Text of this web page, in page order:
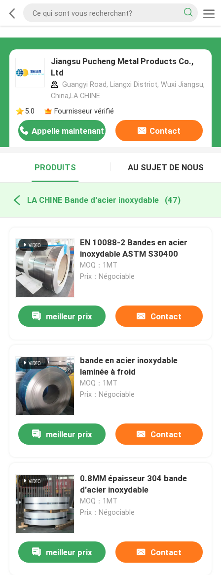
Jiangsu Pucheng Metal Products Co.,
Ltd
Guangyi Road, Liangxi District, Wuxi Jiangsu,
China,LA CHINE
5.0
Fournisseur vérifié
Appelle maintenant Contact
PRODUITS AU SUJET DE NOUS
LA CHINE Bande d'acier inoxydable (47)
EN 10088-2 Bandes en acier
inoxydable ASTM S30400
MOQ：1MT
Prix：Négociable
meilleur prix Contact
bande en acier inoxydable
laminée à froid
MOQ：1MT
Prix：Négociable
meilleur prix Contact
0.8MM épaisseur 304 bande
d'acier inoxydable
MOQ：1MT
Prix：Négociable
meilleur prix Contact